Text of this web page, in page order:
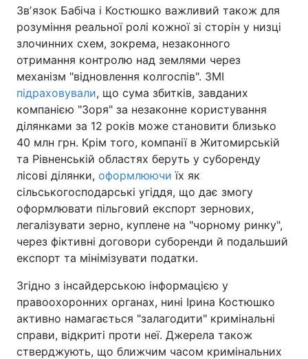
Звʼязок Бабіча і Костюшко важливий також для
розуміння реальної ролі кожної зі сторін у низці
злочинних схем, зокрема, незаконного
отримання контролю над землями через
механізм "відновлення колгоспів". ЗМІ
підраховували, що сума збитків, завданих
компанією "Зоря" за незаконне користування
ділянками за 12 років може становити близько
40 млн грн. Крім того, компанії в Житомирській
та Рівненській областях беруть у суборенду
лісові ділянки, оформлюючи їх як
сільськогосподарські угіддя, що дає змогу
оформлювати пільговий експорт зернових,
легалізувати зерно, куплене на "чорному ринку",
через фіктивні договори суборенди й подальший
експорт та мінімізувати податки.
Згідно з інсайдерською інформацією у
правоохоронних органах, нині Ірина Костюшко
активно намагається "залагодити" кримінальні
справи, відкриті проти неї. Джерела також
стверджують, що ближчим часом кримінальних